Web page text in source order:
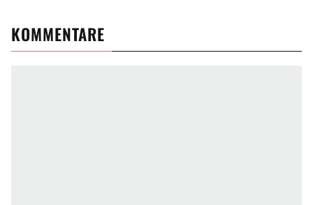
KOMMENTARE